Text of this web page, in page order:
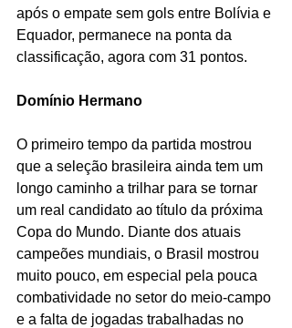
após o empate sem gols entre Bolívia e
Equador, permanece na ponta da
classificação, agora com 31 pontos.
Domínio Hermano
O primeiro tempo da partida mostrou
que a seleção brasileira ainda tem um
longo caminho a trilhar para se tornar
um real candidato ao título da próxima
Copa do Mundo. Diante dos atuais
campeões mundiais, o Brasil mostrou
muito pouco, em especial pela pouca
combatividade no setor do meio-campo
e a falta de jogadas trabalhadas no